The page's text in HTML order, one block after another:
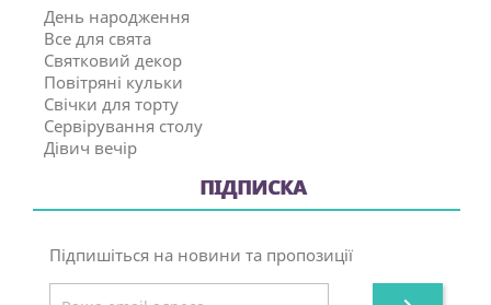
День народження
Все для свята
Святковий декор
Повітряні кульки
Свічки для торту
Сервірування столу
Дівич вечір
ПІДПИСКА
Підпишіться на новини та пропозиції